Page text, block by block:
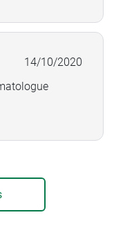
14/10/2020